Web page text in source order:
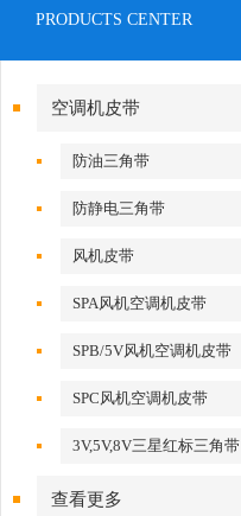
PRODUCTS CENTER
空调机皮带
防油三角带
防静电三角带
风机皮带
SPA风机空调机皮带
SPB/5V风机空调机皮带
SPC风机空调机皮带
3V,5V,8V三星红标三角带
查看更多